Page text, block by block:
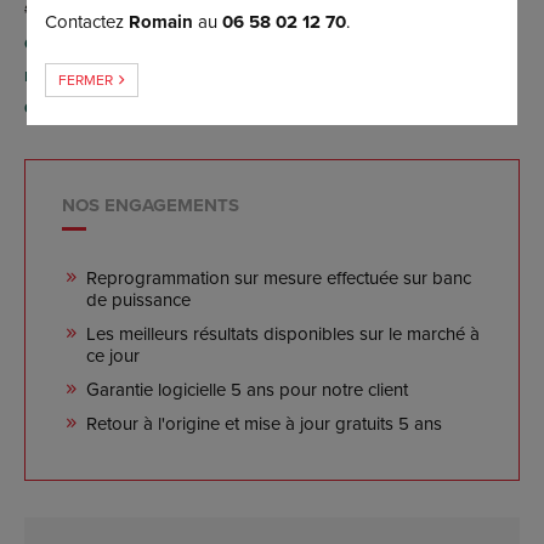
Conversion possible FlexFuel E85 par reprogrammation
moteur (sans aucun boîtier), contactez-nous pour plus
d'informations.
NOS ENGAGEMENTS
Reprogrammation sur mesure effectuée sur banc
de puissance
Les meilleurs résultats disponibles sur le marché à
ce jour
Garantie logicielle 5 ans pour notre client
Retour à l'origine et mise à jour gratuits 5 ans
Contactez Romain au06 58 02 12 70.
FERMER